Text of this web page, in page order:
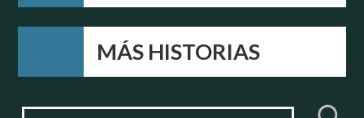
MÁS HISTORIAS